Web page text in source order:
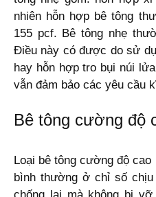
nhiên hỗn hợp bê tông
155 pcf. Bê tông nhẹ
Điều này có được do sử
hay hỗn hợp tro bụi núi
vẫn đảm bảo các yêu cầu
Bê tông cường độ
Loại bê tông cường độ
bình thường ở chỉ số